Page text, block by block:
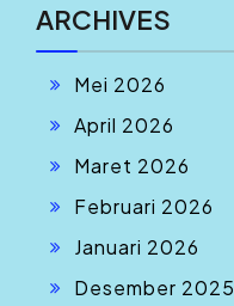
ARCHIVES
Mei 2026
April 2026
Maret 2026
Februari 2026
Januari 2026
Desember 2025